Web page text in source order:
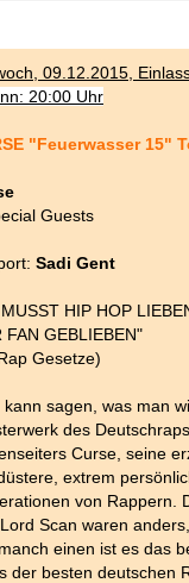
09.12.2015,
20:00 Uhr
"Feuerwasser 15"
Guests
Sadi Gent
HIP HOP
FAN GEBLIEBEN"
Gesetze)
kann sagen, was man
des
Curse, seine
extrem
von Rappern.
Scan waren
einen ist es das
der besten deutschen